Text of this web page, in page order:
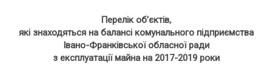
Перелік об’єктів,
які знаходяться на балансі комунального підприємства
Івано-Франківської обласної ради
з експлуатації майна на 2017-2019 роки